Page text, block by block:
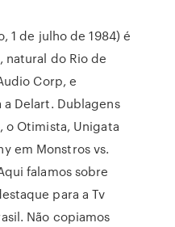
1 de julho de 1984) é
natural do Rio de
Corp, e
Delart. Dublagens
o Otimista, Unigata
em Monstros vs.
falamos sobre
para a Tv
Não copiamos